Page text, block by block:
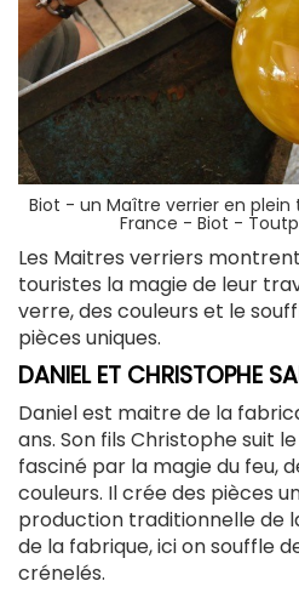
Biot - un Maître verrier en plein
France - Biot -
Les Maitres verriers
touristes la magie de leur
verre, des couleurs et le
pièces uniques.
DANIEL ET CHRISTOPHE
Daniel est maitre de la
ans. Son fils Christophe suit
fasciné par la magie du feu,
couleurs. Il crée des pièces
production traditionnelle de
de la fabrique, ici on souffle
crénelés.